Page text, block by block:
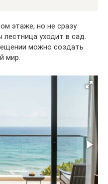
этаже, но не сразу
лестница уходит в сад.
можно создать
мир.